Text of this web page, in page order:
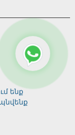
ենք